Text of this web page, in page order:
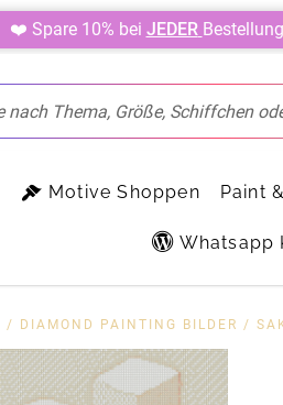
❤️ Spare 10% bei JEDER
Motive Shoppen Paint
Whatsapp
/ DIAMOND PAINTING BILDER /